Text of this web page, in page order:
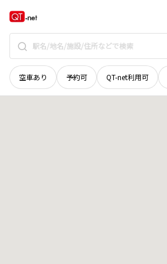
空車あり 予約可 QT-net利用可
宮城県